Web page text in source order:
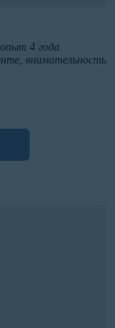
4 года.
внимательность